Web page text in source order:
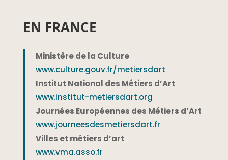
EN FRANCE
Ministère de la Culture
www.culture.gouv.fr/metiersdart
Institut National des Métiers d’Art
www.institut-metiersdart.org
Journées Européennes des Métiers d’Art
www.journeesdesmetiersdart.fr
Villes et métiers d’art
www.vma.asso.fr